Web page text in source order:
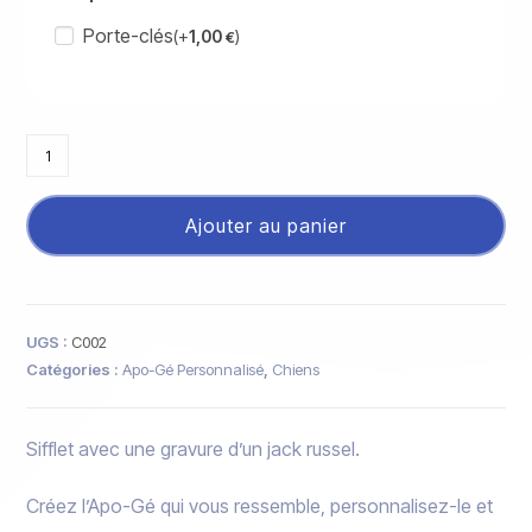
Porte-clés(+1,00€)
Ajouter au panier
UGS : C002
Catégories :Apo-Gé Personnalisé, Chiens
Sifflet avec une gravure d’un jack russel.
Créez l’Apo-Gé qui vous ressemble, personnalisez-le et